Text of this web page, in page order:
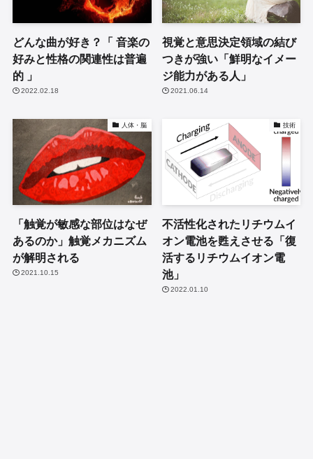
どんな曲が好き？「 音楽の
好みと性格の関連性は普遍
的 」
2022.02.18
視覚と意思決定領域の結び
つきが強い「鮮明なイメー
ジ能力がある人」
2021.06.14
人体・脳
「触覚が敏感な部位はなぜ
あるのか」触覚メカニズム
が解明される
2021.10.15
技術
不活性化されたリチウムイ
オン電池を甦えさせる「復
活するリチウムイオン電
池」
2022.01.10